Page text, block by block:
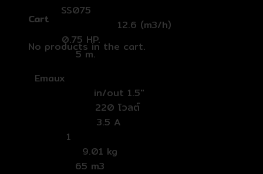
Cart
No products in the cart.
SS075
อัตราการไหล (FlowRate):
12.6 (m3/h)
0.75 HP.
ระยะส่ง (Head):5 m.
Emaux
in/out 1.5″
220 โวลต์
3.5 A
1
9.01 kg
65 m3